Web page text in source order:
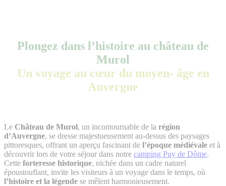
Plongez dans l’histoire au château de
Murol
Un voyage au cœur du moyen- âge en
Auvergne
Le Château de Murol, un incontournable de la région
d’Auvergne, se dresse majestueusement au-dessus des paysages
pittoresques, offrant un aperçu fascinant de l’époque médiévale et à
découvrir lors de votre séjour dans notre camping Puy de Dôme.
Cette forteresse historique, nichée dans un cadre naturel
époustouflant, invite les visiteurs à un voyage dans le temps, où
l’histoire et la légende se mêlent harmonieusement.